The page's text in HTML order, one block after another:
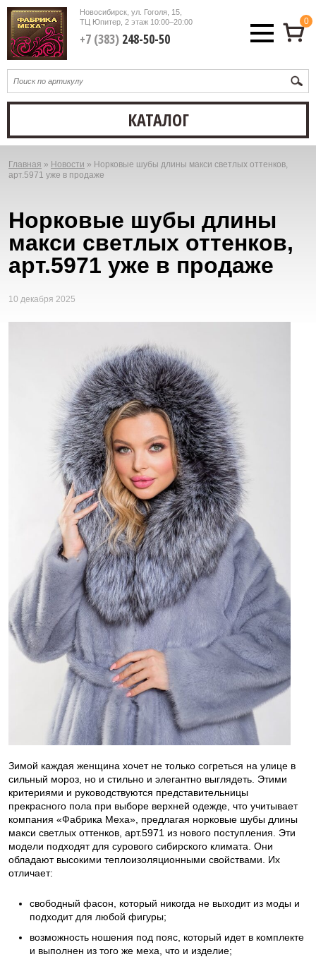
Новосибирск, ул. Гоголя, 15,
ТЦ Юпитер, 2 этаж10:00–20:00
+7 (383)248-50-50
0
КАТАЛОГ
Вы
Главная » Новости » Норковые шубы длины макси светлых оттенков,
арт.5971 уже в продаже
Норковые шубы длины
макси светлых оттенков,
арт.5971 уже в продаже
10 декабря 2025
Зимой каждая женщина хочет не только согреться на улице в
сильный мороз, но и стильно и элегантно выглядеть. Этими
критериями и руководствуются представительницы
прекрасного пола при выборе верхней одежде, что учитывает
компания «Фабрика Меха», предлагая норковые шубы длины
макси светлых оттенков, арт.5971 из нового поступления. Эти
модели подходят для сурового сибирского климата. Они
обладают высокими теплоизоляционными свойствами. Их
отличает:
свободный фасон, который никогда не выходит из моды и
подходит для любой фигуры;
возможность ношения под пояс, который идет в комплекте
и выполнен из того же меха, что и изделие;